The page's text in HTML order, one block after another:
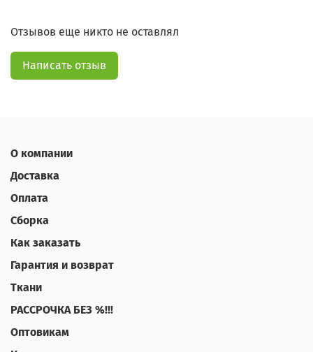
Отзывов еще никто не оставлял
Написать отзыв
О компании
Доставка
Оплата
Сборка
Как заказать
Гарантия и возврат
Ткани
РАССРОЧКА БЕЗ %!!!
Оптовикам